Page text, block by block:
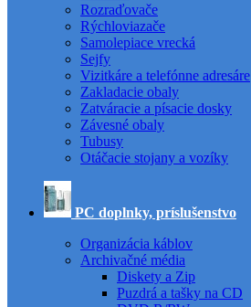
Rozraďovače
Rýchloviazače
Samolepiace vrecká
Sejfy
Vizitkáre a telefónne adresáre
Zakladacie obaly
Zatváracie a písacie dosky
Závesné obaly
Tubusy
Otáčacie stojany a vozíky
PC doplnky, príslušenstvo
Organizácia káblov
Archivačné média
Diskety a Zip
Puzdrá a tašky na CD